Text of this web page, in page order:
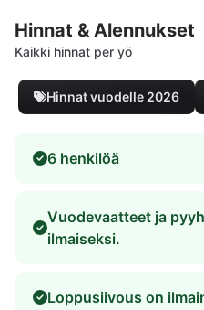
Hinnat & Alennukset
Kaikki hinnat per yö
Hinnat vuodelle 2026
6 henkilöä
Vuodevaatteet ja
ilmaiseksi.
Loppusiivous on